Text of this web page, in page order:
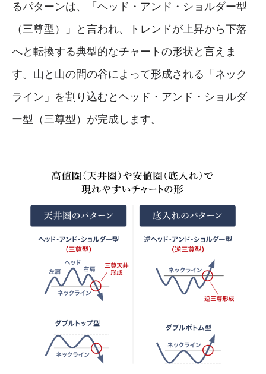
るパターンは、「ヘッド・アンド・ショルダー型
（三尊型）」と言われ、トレンドが上昇から下落
へと転換する典型的なチャートの形状と言えま
す。山と山の間の谷によって形成される「ネック
ライン」を割り込むとヘッド・アンド・ショルダ
ー型（三尊型）が完成します。